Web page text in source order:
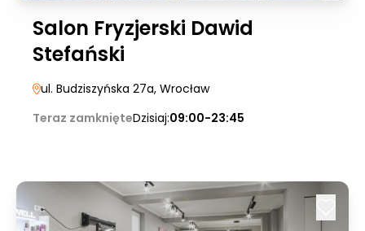
Salon Fryzjerski Dawid
Stefański
ul. Budziszyńska 27a, Wrocław
Teraz zamknięteDzisiaj:09:00-23:45